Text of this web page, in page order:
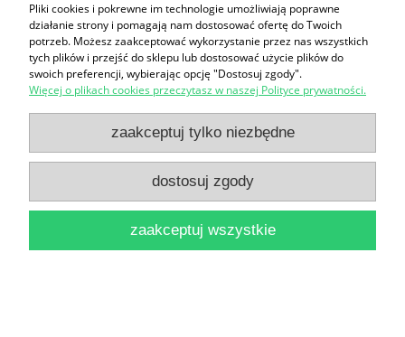
Zabytki Architektury Polskiej Tom 3 N-S / Bartłomiej
Kaczorowski, Andrzej Opoka, Paweł Pierściński,
Siergiej Tarasow
19,90 zł
Pliki cookies i pokrewne im technologie umożliwiają poprawne
działanie strony i pomagają nam dostosować ofertę do Twoich
potrzeb. Możesz zaakceptować wykorzystanie przez nas wszystkich
tych plików i przejść do sklepu lub dostosować użycie plików do
swoich preferencji, wybierając opcję "Dostosuj zgody".
Więcej o plikach cookies przeczytasz w naszej Polityce prywatności.
zaakceptuj tylko niezbędne
dostosuj zgody
zaakceptuj wszystkie